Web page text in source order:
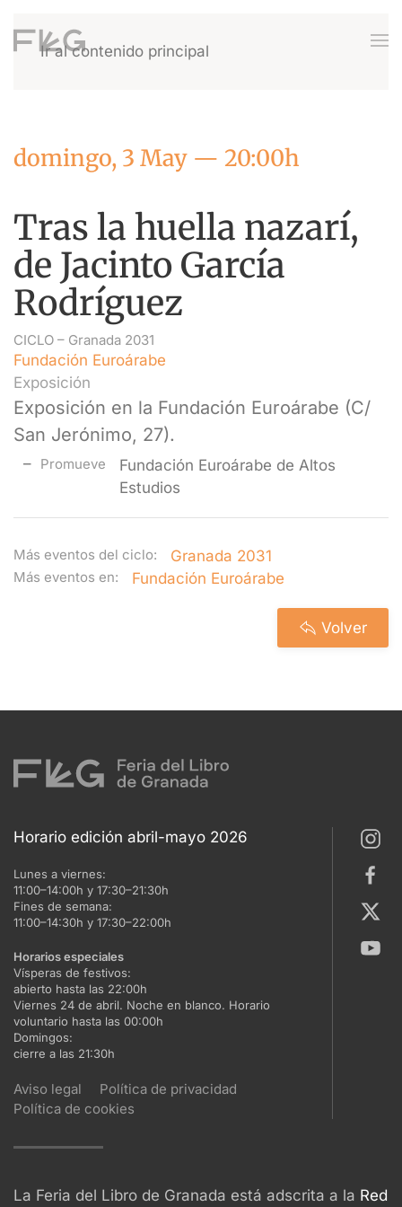
Ir al contenido principal
domingo, 3 May — 20:00h
Tras la huella nazarí,
de Jacinto García
Rodríguez
CICLO – Granada 2031
Fundación Euroárabe
Exposición
Exposición en la Fundación Euroárabe (C/
San Jerónimo, 27).
Promueve
Fundación Euroárabe de Altos
Estudios
Más eventos del ciclo: Granada 2031
Más eventos en: Fundación Euroárabe
Volver
Horario edición abril-mayo 2026
Lunes a viernes:
11:00–14:00h y 17:30–21:30h
Fines de semana:
11:00–14:30h y 17:30–22:00h
Horarios especiales
Vísperas de festivos:
abierto hasta las 22:00h
Viernes 24 de abril. Noche en blanco. Horario
voluntario hasta las 00:00h
Domingos:
cierre a las 21:30h
Aviso legal
Política de privacidad
Política de cookies
La Feria del Libro de Granada está adscrita a la Red